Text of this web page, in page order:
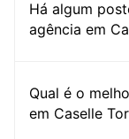
Há algum
agência em
Qual é o
em Caselle